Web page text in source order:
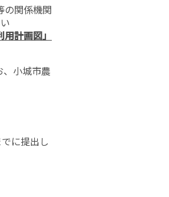
の関係機関
用計画図」
小城市農
に提出し